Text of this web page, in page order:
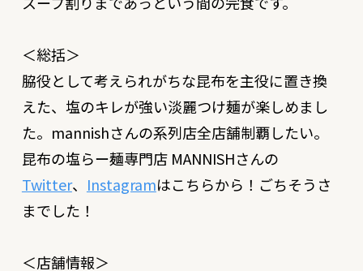
＜総括＞
脇役として考えられがちな昆布を主役に置き換
えた、塩のキレが強い淡麗つけ麺が楽しめまし
た。mannishさんの系列店全店舗制覇したい。
昆布の塩らー麺専門店 MANNISHさんの
Twitter、 Instagramはこちらから！ごちそうさ
までした！
＜店舗情報＞